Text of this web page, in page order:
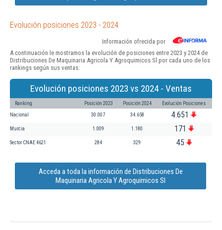
Evolución posiciones 2023 - 2024
Información ofrecida por
A continuación le mostramos la evolución de posiciones entre 2023 y 2024 de
Distribuciones De Maquinaria Agricola Y Agroquimicos Sl por cada uno de los
rankings según sus ventas:
Evolución posiciones 2023 vs 2024 - Ventas
Ranking Posición 2023 Posición 2024 Evolución Posiciones
Nacional 30.007 34.658 4.651
Murcia 1.009 1.180 171
Sector CNAE 4621 284 329 45
Acceda a toda la información de Distribuciones De
Maquinaria Agricola Y Agroquimicos Sl